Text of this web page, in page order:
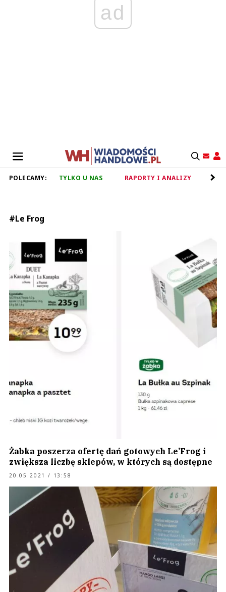
ad
POLECAMY: TYLKO U NAS RAPORTY I ANALIZY
#Le Frog
Żabka poszerza ofertę dań gotowych Le’Frog i
zwiększa liczbę sklepów, w których są dostępne
20.05.2021 / 13:58